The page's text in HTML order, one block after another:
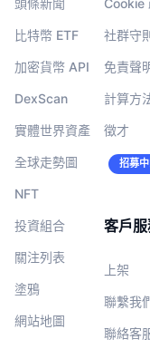
頭條新聞
比特幣 ETF
加密貨幣 API
DexScan
實體世界資產
全球走勢圖
NFT
投資組合
關注列表
塗鴉
網站地圖
Cookie
社群守則
免責聲
計算方
徵才
招募
客戶
上架
聯繫我
聯絡客